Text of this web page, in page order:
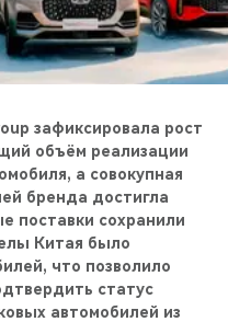
зафиксировала рост
объём реализации
а совокупная
бренда достигла
поставки сохранили
Китая было
что позволило
статус
автомобилей из